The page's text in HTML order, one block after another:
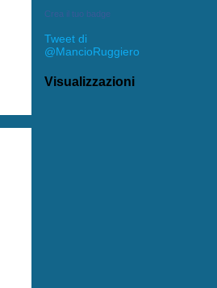
Crea il tuo badge
Tweet di
@MancioRuggiero
Visualizzazioni